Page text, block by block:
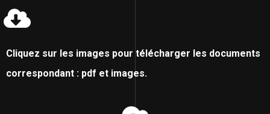
Cliquez sur les images pour télécharger les documents
correspondant : pdf et images.